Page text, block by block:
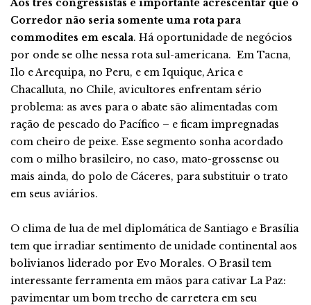
Aos três congressistas é importante acrescentar que o
Corredor não seria somente uma rota para
commodites em escala. Há oportunidade de negócios
por onde se olhe nessa rota sul-americana. Em Tacna,
Ilo e Arequipa, no Peru, e em Iquique, Arica e
Chacalluta, no Chile, avicultores enfrentam sério
problema: as aves para o abate são alimentadas com
ração de pescado do Pacífico – e ficam impregnadas
com cheiro de peixe. Esse segmento sonha acordado
com o milho brasileiro, no caso, mato-grossense ou
mais ainda, do polo de Cáceres, para substituir o trato
em seus aviários.
O clima de lua de mel diplomática de Santiago e Brasília
tem que irradiar sentimento de unidade continental aos
bolivianos liderado por Evo Morales. O Brasil tem
interessante ferramenta em mãos para cativar La Paz:
pavimentar um bom trecho de carretera em seu